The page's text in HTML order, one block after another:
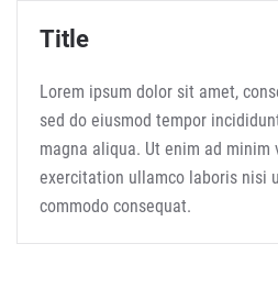
Title
Lorem ipsum dolor sit amet,
sed do eiusmod tempor
magna aliqua. Ut enim ad minim
exercitation ullamco laboris nisi
commodo consequat.